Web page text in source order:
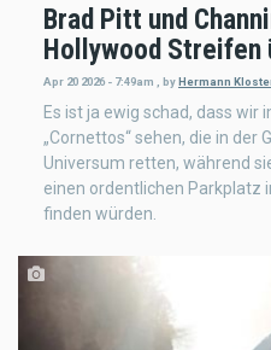
Brad Pitt und
Hollywood Streifen
Apr 20 2026 - 7:49am , by Hermann
Es ist ja ewig schad, dass wir
„Cornettos“ sehen, die in der
Universum retten, während
einen ordentlichen Parkplatz
finden würden.